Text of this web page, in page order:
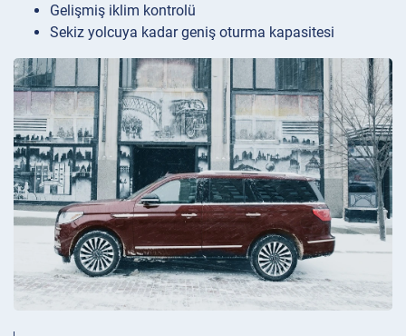
Gelişmiş iklim kontrolü
Sekiz yolcuya kadar geniş oturma kapasitesi